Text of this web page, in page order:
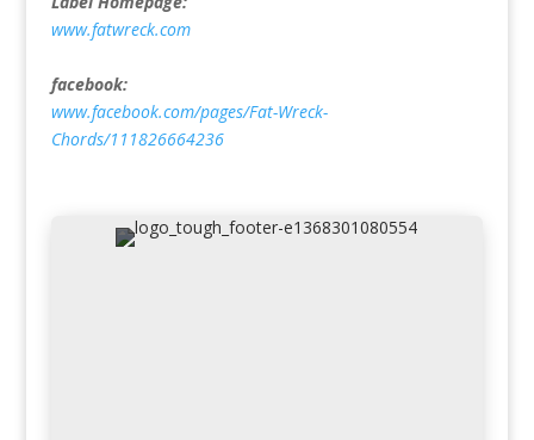
www.fatwreck.com
facebook:
www.facebook.com/pages/Fat-Wreck-
Chords/111826664236